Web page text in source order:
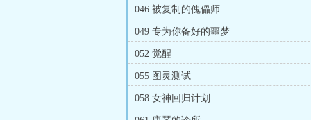
046 被复制的傀儡师
049 专为你备好的噩梦
052 觉醒
055 图灵测试
058 女神回归计划